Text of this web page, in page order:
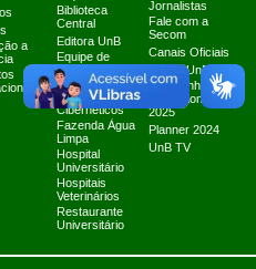
a
Biblioteca
Central
Editora UnB
Equipe de
Tratamento e
Resposta a
Incidentes
Cibernéticos
Fazenda Água
Limpa
Hospital
Universitário
Hospitais
Veterinários
Restaurante
Universitário
Jornalistas
Fale com a
Secom
Canais Oficiais
Marca UnB
Campanha
Institucional
2025
Planner 2024
UnB TV